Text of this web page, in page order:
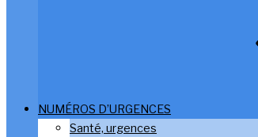
NUMÉROS D’URGENCES
Santé, urgences